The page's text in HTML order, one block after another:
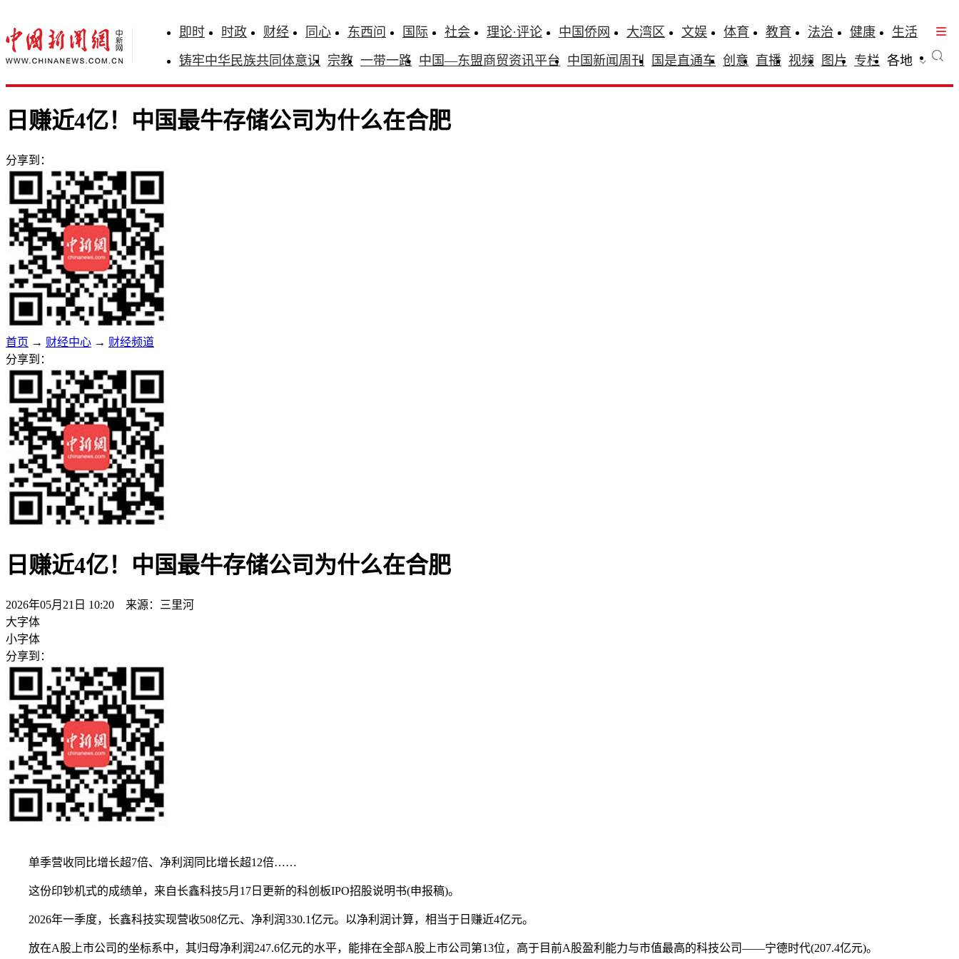
即时 时政 财经 同心 东西问 国际 社会 理论·评论 中国侨网 大湾区 文娱 体育 教育 法治 健康
生活
铸牢中华民族共同体意识 宗教 一带一路 中国—东盟商贸资讯平台 中国新闻周刊 国是直通车 创意 直播 视频 图片 专栏 各地
日赚近4亿！中国最牛存储公司为什么在合肥
分享到：
首页 → 财经中心 → 财经频道
分享到：
日赚近4亿！中国最牛存储公司为什么在合肥
2026年05月21日 10:20 来源：三里河
大字体
小字体
分享到：
单季营收同比增长超7倍、净利润同比增长超12倍……
这份印钞机式的成绩单，来自长鑫科技5月17日更新的科创板IPO招股说明书(申报稿)。
2026年一季度，长鑫科技实现营收508亿元、净利润330.1亿元。以净利润计算，相当于日赚近4亿元。
放在A股上市公司的坐标系中，其归母净利润247.6亿元的水平，能排在全部A股上市公司第13位，高于目前A股盈利能力与市值最高的科技公司——宁德时代(207.4亿元)。